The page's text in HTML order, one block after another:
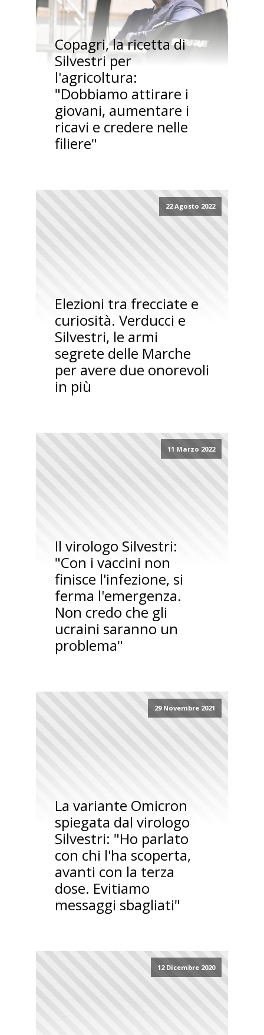
Copagri, la ricetta di
Silvestri per
l'agricoltura:
"Dobbiamo attirare i
giovani, aumentare i
ricavi e credere nelle
filiere"
22 Agosto 2022
Elezioni tra frecciate e
curiosità. Verducci e
Silvestri, le armi
segrete delle Marche
per avere due onorevoli
in più
11 Marzo 2022
Il virologo Silvestri:
"Con i vaccini non
finisce l'infezione, si
ferma l'emergenza.
Non credo che gli
ucraini saranno un
problema"
29 Novembre 2021
La variante Omicron
spiegata dal virologo
Silvestri: "Ho parlato
con chi l'ha scoperta,
avanti con la terza
dose. Evitiamo
messaggi sbagliati"
12 Dicembre 2020